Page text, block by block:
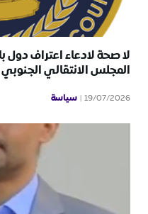
لا صحة لادعاء اعتراف دول
المجلس الانتقالي الجنوبي
19/07/2026 سياسة